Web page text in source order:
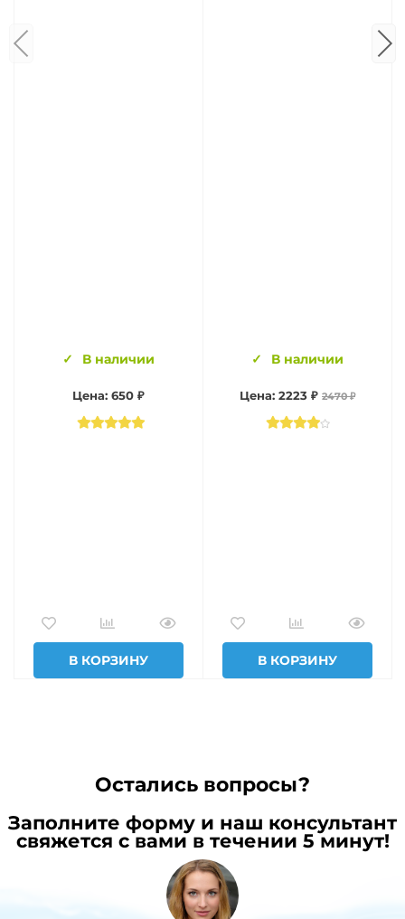
В наличии
Цена: 650 ₽
В КОРЗИНУ
В наличии
Цена: 2223 ₽ 2470 ₽
В КОРЗИНУ
Остались вопросы?
Заполните форму и наш консультант
свяжется с вами в течении 5 минут!